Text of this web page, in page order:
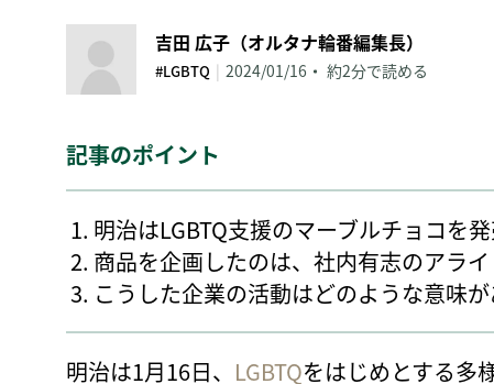
吉田 広子（オルタナ輪番編集長）
#LGBTQ | 2024/01/16 約2分で読める
記事のポイント
明治はLGBTQ支援のマーブルチョコを
商品を企画したのは、社内有志のアラ
こうした企業の活動はどのような意味
明治は1月16日、 LGBTQをはじめとする多